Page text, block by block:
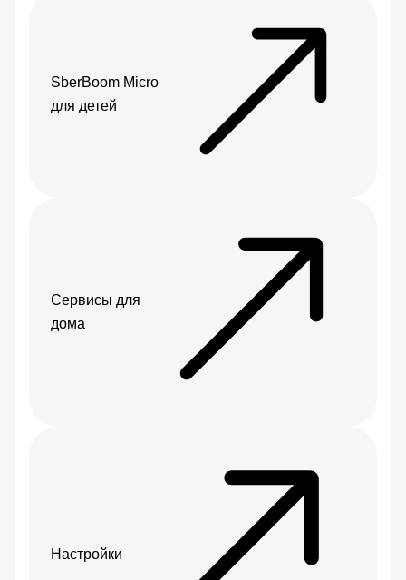
SberBoom Micro
для детей
Сервисы для
дома
Настройки